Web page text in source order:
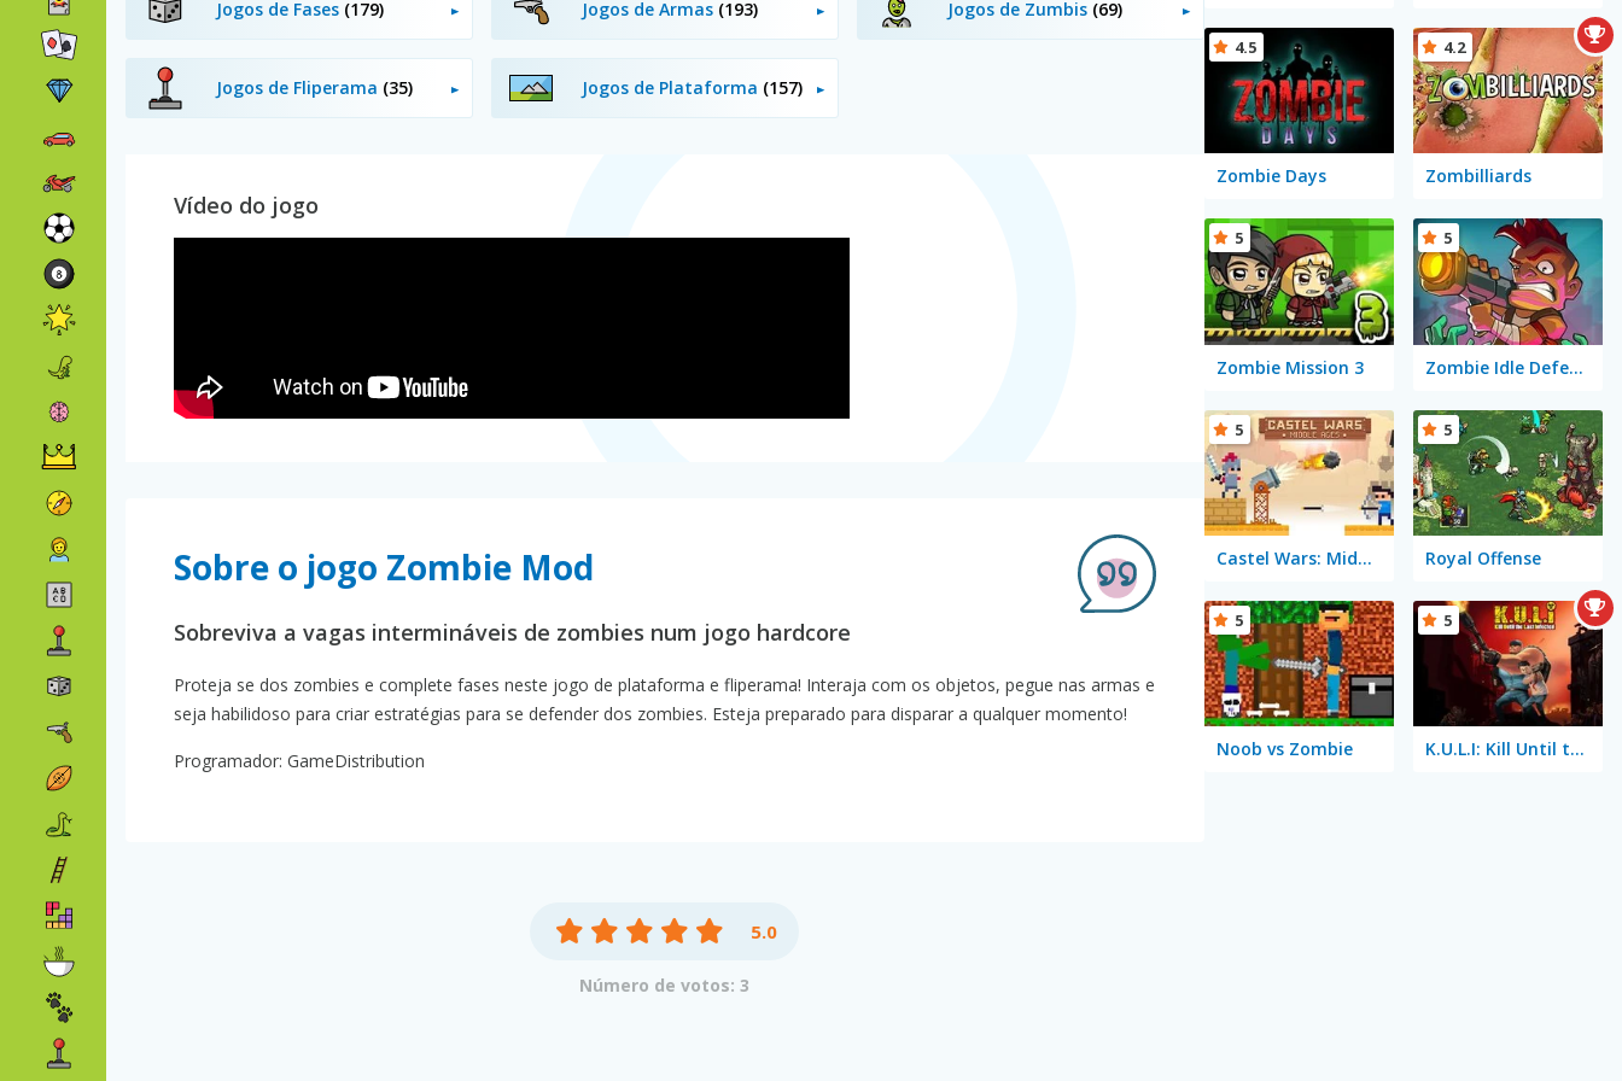
Jogos de Fases (179) Jogos de Armas (193) Jogos de Zumbis (69)
Jogos de Fliperama (35) Jogos de Plataforma (157)
Vídeo do jogo
Sobre o jogo Zombie Mod
Sobreviva a vagas intermináveis de zombies num jogo hardcore
Proteja se dos zombies e complete fases neste jogo de plataforma e fliperama! Interaja com os objetos, pegue nas armas e
seja habilidoso para criar estratégias para se defender dos zombies. Esteja preparado para disparar a qualquer momento!
Programador: GameDistribution
5.0
Número de votos: 3
Zombie Days
4.5
Zombilliards
4.2
Zombie Mission 3
5
Zombie Idle Defense
5
Castel Wars: Middle Ages
5
Royal Offense
5
Noob vs Zombie
5
K.U.L.I: Kill Until the Last Infected
5